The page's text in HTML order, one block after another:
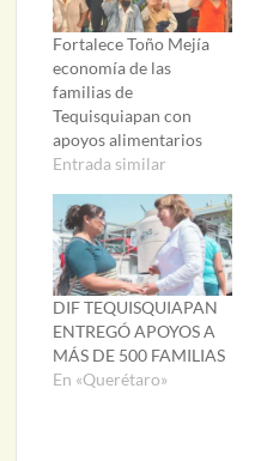
Fortalece Toño Mejía
economía de las
familias de
Tequisquiapan con
apoyos alimentarios
Entrada similar
DIF TEQUISQUIAPAN
ENTREGÓ APOYOS A
MÁS DE 500 FAMILIAS
En «Querétaro»